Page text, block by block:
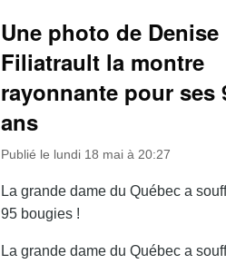
Une photo de Denise
Filiatrault la montre
rayonnante pour ses
ans
Publié le lundi 18 mai à 20:27
La grande dame du Québec a
95 bougies !
La grande dame du Québec a